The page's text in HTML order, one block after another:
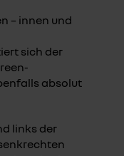
– innen und
sich der
absolut
links der